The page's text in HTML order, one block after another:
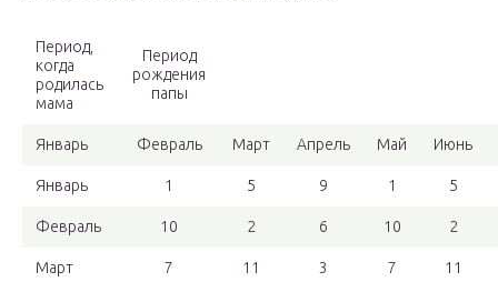
Период,
когда
родилась
мама
Период
рождения
папы
Январь Февраль Март Апрель Май Июнь
Январь 1 5 9 1 5
Февраль 10 2 6 10 2
Март 7 11 3 7 11